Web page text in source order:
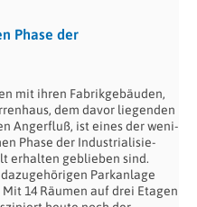
Phase der
mit ih­ren Fa­brik­ge­bäu­den,
dem da­vor lie­gen­den
Ang­er­fluß, ist ei­nes der we­ni­
Pha­se der In­dus­tria­li­sie­
er­hal­ten ge­blie­ben sind.
Parkanlage
14 Räumen auf drei Etagen